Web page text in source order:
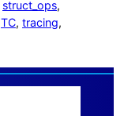
struct_ops
TC, tracing